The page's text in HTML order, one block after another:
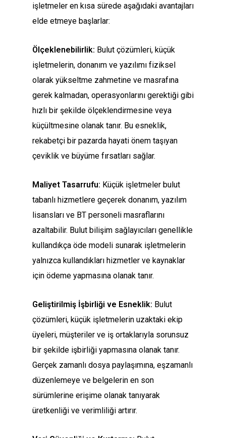
işletmeler en kısa sürede aşağıdaki avantajları
elde etmeye başlarlar:
Ölçeklenebilirlik: Bulut çözümleri, küçük
işletmelerin, donanım ve yazılımı fiziksel
olarak yükseltme zahmetine ve masrafına
gerek kalmadan, operasyonlarını gerektiği gibi
hızlı bir şekilde ölçeklendirmesine veya
küçültmesine olanak tanır. Bu esneklik,
rekabetçi bir pazarda hayati önem taşıyan
çeviklik ve büyüme fırsatları sağlar.
Maliyet Tasarrufu: Küçük işletmeler bulut
tabanlı hizmetlere geçerek donanım, yazılım
lisansları ve BT personeli masraflarını
azaltabilir. Bulut bilişim sağlayıcıları genellikle
kullandıkça öde modeli sunarak işletmelerin
yalnızca kullandıkları hizmetler ve kaynaklar
için ödeme yapmasına olanak tanır.
Geliştirilmiş İşbirliği ve Esneklik: Bulut
çözümleri, küçük işletmelerin uzaktaki ekip
üyeleri, müşteriler ve iş ortaklarıyla sorunsuz
bir şekilde işbirliği yapmasına olanak tanır.
Gerçek zamanlı dosya paylaşımına, eşzamanlı
düzenlemeye ve belgelerin en son
sürümlerine erişime olanak tanıyarak
üretkenliği ve verimliliği artırır.